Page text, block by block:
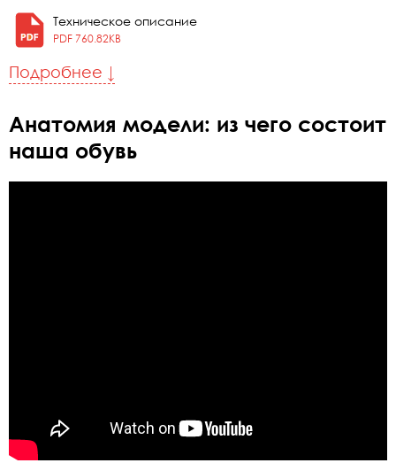
Техническое описание
PDF 760.82KB
Подробнее ↓
Анатомия модели: из чего состоит
наша обувь